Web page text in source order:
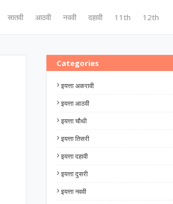
सातवी आठवी नववी दहावी 11th 12th
Categories
इयत्ता अकरावी
इयत्ता आठवी
इयत्ता चौथी
इयत्ता तिसरी
इयत्ता दहावी
इयत्ता दुसरी
इयत्ता नववी